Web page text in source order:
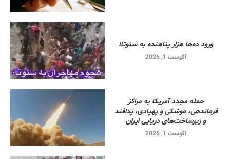
ورود ده‌ها هزار پناهنده به سئوتا!
آگوست 1, 2026
حمله مجدد آمریکا به مراکز
فرماندهی، موشکی و پهپادی، پدافند
و زیرساخت‌های دریایی ایران
آگوست 1, 2026